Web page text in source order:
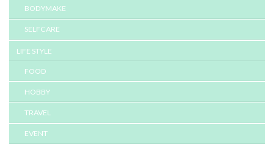
BODYMAKE
SELFCARE
LIFE STYLE
FOOD
HOBBY
TRAVEL
EVENT